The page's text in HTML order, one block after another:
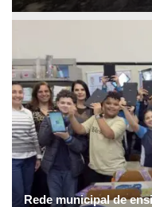
Rede municipal de